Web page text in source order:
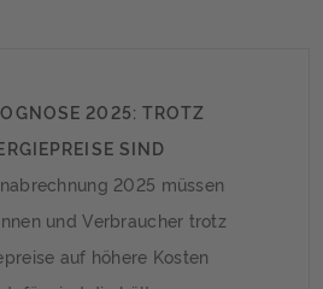
2025: TROTZ
SIND
ZU ERWARTEN
2025 müssen
und Verbraucher trotz
auf höhere Kosten